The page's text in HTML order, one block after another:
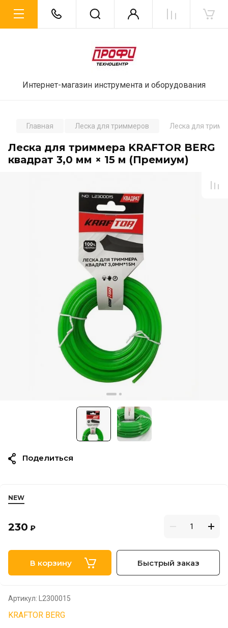
Интернет-магазин инструмента и оборудования
Главная Леска для триммеров Леска для
Леска для триммера KRAFTOR BERG
квадрат 3,0 мм × 15 м (Премиум)
NEW
230 ₽
В корзину Быстрый заказ
Артикул: L2300015
KRAFTOR BERG
Поделиться